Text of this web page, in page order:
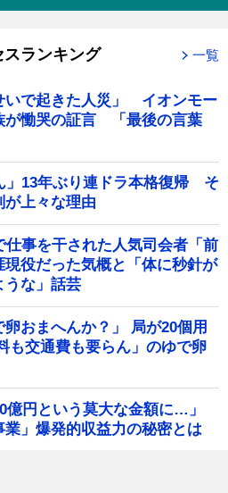
スランキング 一覧
いで起きた人災」 イオンモー
が慟哭の証言 「最後の言葉
」13年ぶり連ドラ本格復帰 そ
が上々な理由
仕事を干された人気司会者「前
役だった気概と「体に秒針が
うな」話芸
おまへんか？」 局が20個用
交通費も要らん」のゆで卵
億円という莫大な金額に…」
」爆発的収益力の秘密とは